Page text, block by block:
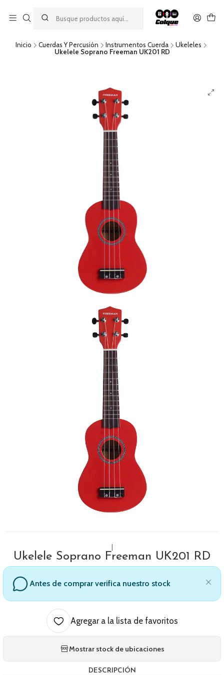
descuento por pago con transferencia bancaria
por una compra mínima de $49.990. Este descuento no es
acumulable a otras promociones ni aplicable a gastos de envío.
Inicio Cuerdas Y Percusión Instrumentos Cuerda
Ukeleles
Ukelele Soprano Freeman UK201 RD
Ukelele Soprano Freeman UK201 RD
Antes de comprar verifica nuestro stock
Agregar a la lista de favoritos
Mostrar stock de ubicaciones
DESCRIPCIÓN